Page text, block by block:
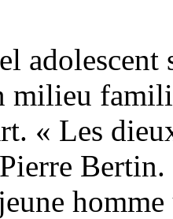
adolescent
milieu
« Les